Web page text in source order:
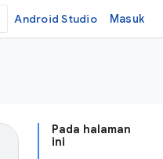
Android Studio Masuk
Pada halaman
ini